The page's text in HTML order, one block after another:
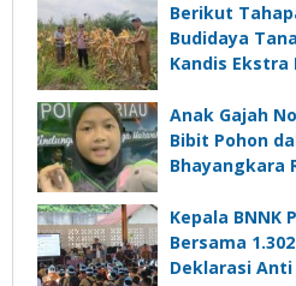
Berikut
Budidaya
Kandis Ekstra
Anak Gajah
Bibit Pohon
Bhayangkara
Kepala BNNK
Bersama
Deklarasi